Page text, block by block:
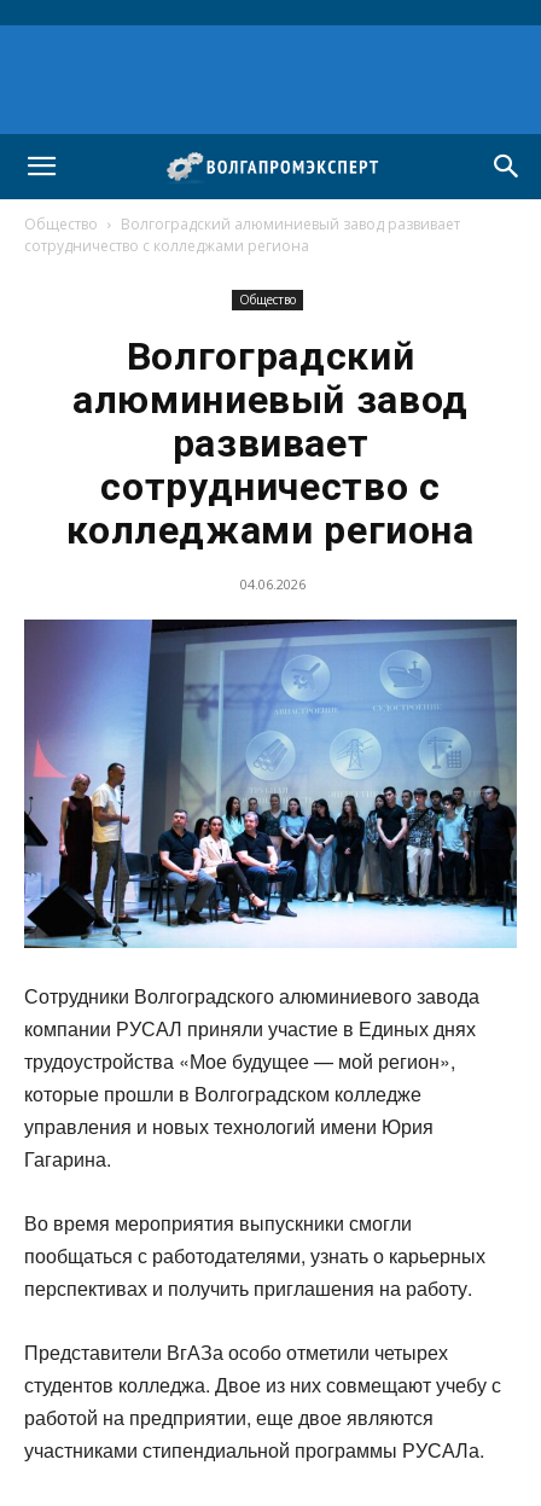
Общество
Волгоградский алюминиевый завод развивает
сотрудничество с колледжами региона
Общество
Волгоградский
алюминиевый завод
развивает
сотрудничество с
колледжами региона
04.06.2026
Сотрудники Волгоградского алюминиевого завода
компании РУСАЛ приняли участие в Единых днях
трудоустройства «Мое будущее — мой регион»,
которые прошли в Волгоградском колледже
управления и новых технологий имени Юрия
Гагарина.
Во время мероприятия выпускники смогли
пообщаться с работодателями, узнать о карьерных
перспективах и получить приглашения на работу.
Представители ВгАЗа особо отметили четырех
студентов колледжа. Двое из них совмещают учебу с
работой на предприятии, еще двое являются
участниками стипендиальной программы РУСАЛа.